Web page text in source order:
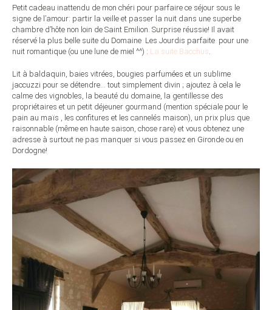
Petit cadeau inattendu de mon chéri pour parfaire ce séjour sous le
signe de l’amour: partir la veille et passer la nuit dans une superbe
chambre d’hôte non loin de Saint Emilion. Surprise réussie! Il avait
réservé la plus belle suite du Domaine Les Jourdis parfaite pour une
nuit romantique (ou une lune de miel ^^) : La suite Bacchus
Lit à baldaquin, baies vitrées, bougies parfumées et un sublime
jaccuzzi pour se détendre… tout simplement divin ; ajoutez à cela le
calme des vignobles, la beauté du domaine, la gentillesse des
propriétaires et un petit déjeuner gourmand (mention spéciale pour le
pain au maïs , les confitures et les cannelés maison), un prix plus que
raisonnable (même en haute saison, chose rare) et vous obtenez une
adresse à surtout ne pas manquer si vous passez en Gironde ou en
Dordogne!